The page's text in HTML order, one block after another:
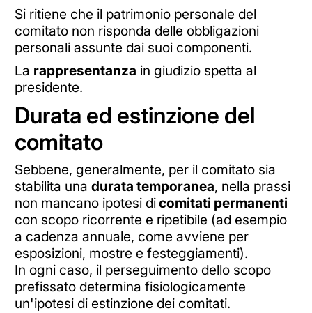
Si ritiene che il patrimonio personale del
comitato non risponda delle obbligazioni
personali assunte dai suoi componenti.
La rappresentanza in giudizio spetta al
presidente.
Durata ed estinzione del
comitato
Sebbene, generalmente, per il comitato sia
stabilita una durata temporanea, nella prassi
non mancano ipotesi dicomitati permanenti
con scopo ricorrente e ripetibile (ad esempio
a cadenza annuale, come avviene per
esposizioni, mostre e festeggiamenti).
In ogni caso, il perseguimento dello scopo
prefissato determina fisiologicamente
un'ipotesi di estinzione dei comitati.